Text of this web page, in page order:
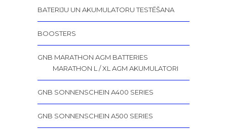
BATERIJU UN AKUMULATORU TESTĒŠANA
BOOSTERS
GNB MARATHON AGM BATTERIES
MARATHON L / XL AGM AKUMULATORI
GNB SONNENSCHEIN A400 SERIES
GNB SONNENSCHEIN A500 SERIES